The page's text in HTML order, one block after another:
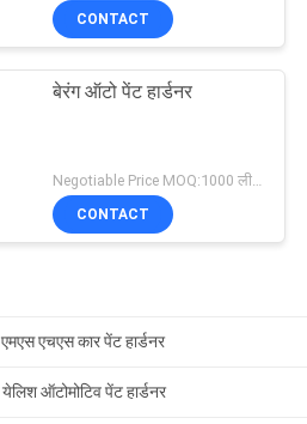
CONTACT
बेरंग ऑटो पेंट हार्डनर
Negotiable Price MOQ:1000 लीटर
CONTACT
एचएस कार पेंट हार्डनर
ऑटोमोटिव पेंट हार्डनर